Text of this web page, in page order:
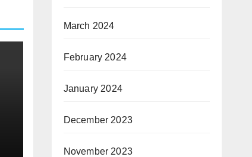
March 2024
February 2024
January 2024
December 2023
November 2023